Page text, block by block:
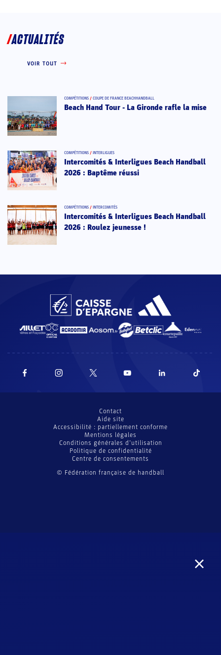
ACTUALITÉS
VOIR TOUT
COMPÉTITIONS / COUPE DE FRANCE BEACHHANDBALL
Beach Hand Tour - La Gironde rafle la mise
COMPÉTITIONS / INTERLIGUES
Intercomités & Interligues Beach Handball
2026 : Baptême réussi
COMPÉTITIONS / INTERCOMITÉS
Intercomités & Interligues Beach Handball
2026 : Roulez jeunesse !
© Fédération française de handball
Contact
Aide site
Accessibilité : partiellement conforme
Mentions légales
Conditions générales d’utilisation
Politique de confidentialité
Centre de consentements